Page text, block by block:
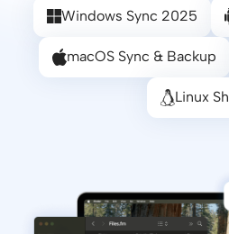
Windows Sync 2025
macOS Sync & Backup
Linux